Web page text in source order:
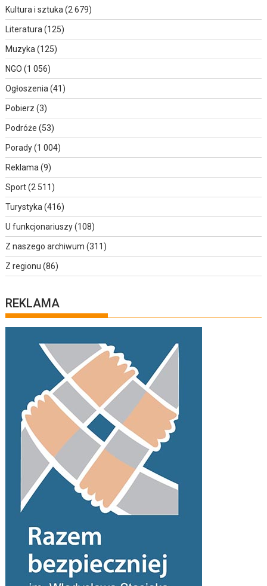
Kultura i sztuka (2 679)
Literatura (125)
Muzyka (125)
NGO (1 056)
Ogłoszenia (41)
Pobierz (3)
Podróże (53)
Porady(1 004)
Reklama (9)
Sport(2 511)
Turystyka (416)
U funkcjonariuszy(108)
Z naszego archiwum (311)
Z regionu (86)
REKLAMA